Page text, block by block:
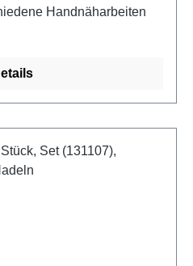
Handnäharbeiten